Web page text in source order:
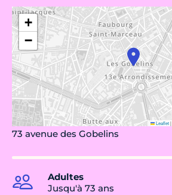
+
−
Leaflet|
73 avenue des Gobelins
Adultes
Jusqu'à 73 ans